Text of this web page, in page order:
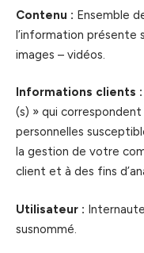
Contenu : Ensemble
l’information
images – vidéos.
Informations clients :
(s) » qui correspondent
personnelles
la gestion de votre
client et à des fins
Utilisateur :
susnommé.